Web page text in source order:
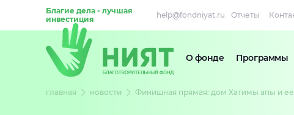
Благие дела - лучшая
инвестиция
help@fondniyat.ru Отчеты
О фонде Программы
главная новости Финишная прямая: дом Хатимы апы и ее